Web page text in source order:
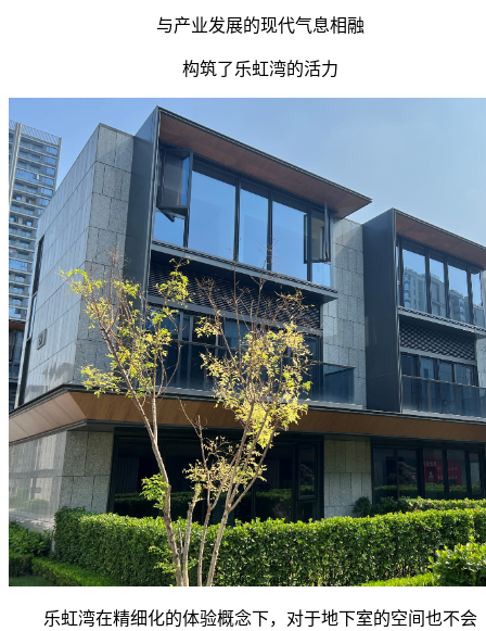
与产业发展的现代气息相融
构筑了乐虹湾的活力
乐虹湾在精细化的体验概念下，对于地下室的空间也不会